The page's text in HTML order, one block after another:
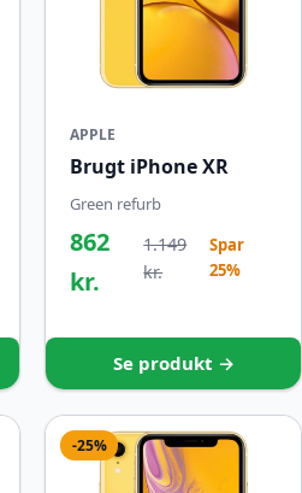
APPLE
Brugt iPhone XR
Green refurb
862
kr.
1.149
kr.
Spar
25%
Se produkt →
-25%